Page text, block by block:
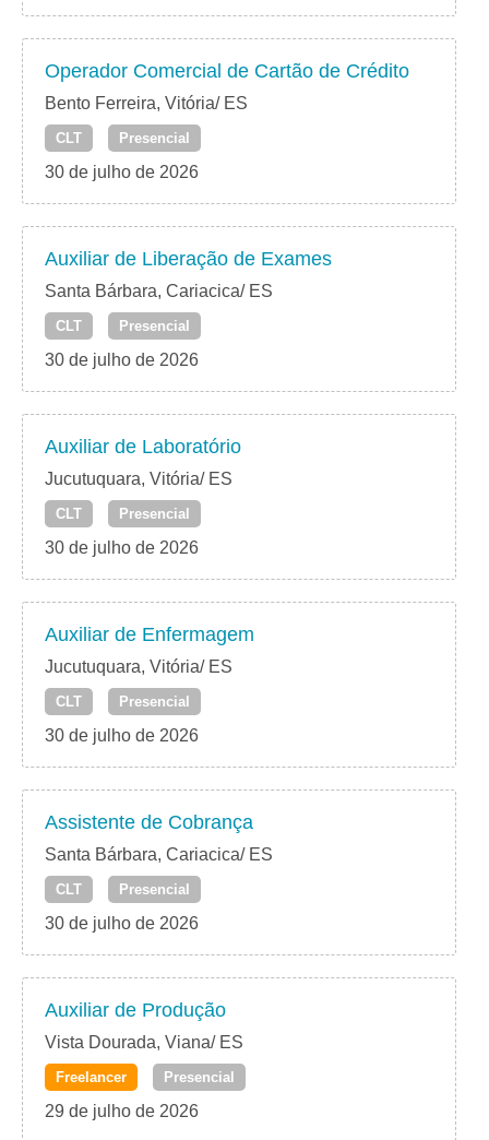
Operador Comercial de Cartão de Crédito
Bento Ferreira, Vitória/ ES
CLT Presencial
30 de julho de 2026
Auxiliar de Liberação de Exames
Santa Bárbara, Cariacica/ ES
CLT Presencial
30 de julho de 2026
Auxiliar de Laboratório
Jucutuquara, Vitória/ ES
CLT Presencial
30 de julho de 2026
Auxiliar de Enfermagem
Jucutuquara, Vitória/ ES
CLT Presencial
30 de julho de 2026
Assistente de Cobrança
Santa Bárbara, Cariacica/ ES
CLT Presencial
30 de julho de 2026
Auxiliar de Produção
Vista Dourada, Viana/ ES
Freelancer Presencial
29 de julho de 2026